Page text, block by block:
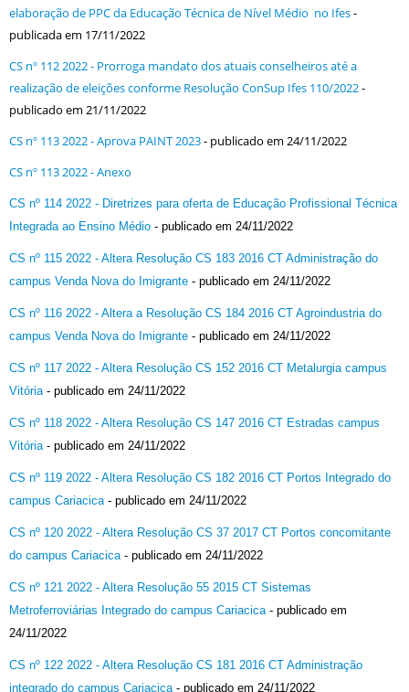
elaboração de PPC da Educação Técnica de Nível Médio no Ifes-
publicada em 17/11/2022
CS nº 112 2022 - Prorroga mandato dos atuais conselheiros até a
realização de eleições conforme Resolução ConSup Ifes 110/2022-
publicado em 21/11/2022
CS nº 113 2022 - Aprova PAINT 2023- publicado em 24/11/2022
CS nº 113 2022 - Anexo
CS nº 114 2022 - Diretrizes para oferta de Educação Profissional Técnica
Integrada ao Ensino Médio - publicado em 24/11/2022
CS nº 115 2022 - Altera Resolução CS 183 2016 CT Administração do
campus Venda Nova do Imigrante - publicado em 24/11/2022
CS nº 116 2022 - Altera a Resolução CS 184 2016 CT Agroindustria do
campus Venda Nova do Imigrante - publicado em 24/11/2022
CS nº 117 2022 - Altera Resolução CS 152 2016 CT Metalurgia campus
Vitória- publicado em 24/11/2022
CS nº 118 2022 - Altera Resolução CS 147 2016 CT Estradas campus
Vitória- publicado em 24/11/2022
CS nº 119 2022 - Altera Resolução CS 182 2016 CT Portos Integrado do
campus Cariacica- publicado em 24/11/2022
CS nº 120 2022 - Altera Resolução CS 37 2017 CT Portos concomitante
do campus Cariacica- publicado em 24/11/2022
CS nº 121 2022 - Altera Resolução 55 2015 CT Sistemas
Metroferroviárias Integrado do campus Cariacica- publicado em
24/11/2022
CS nº 122 2022 - Altera Resolução CS 181 2016 CT Administração
integrado do campus Cariacica- publicado em 24/11/2022